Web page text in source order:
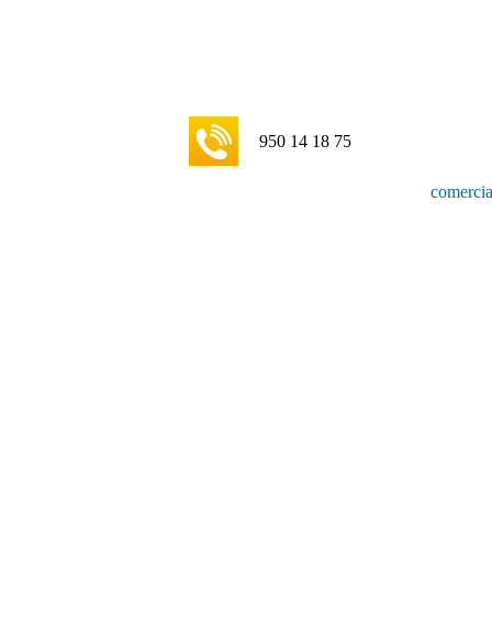
950 14 18 75